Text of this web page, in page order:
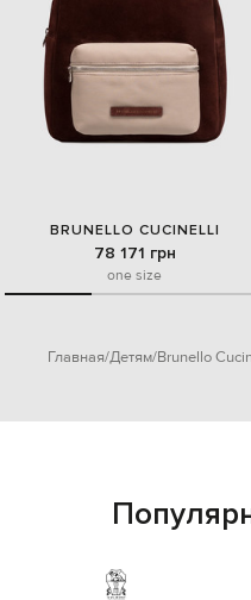
BRUNELLO CUCINELLI
78 171 грн
one size
Главная Детям Brunello